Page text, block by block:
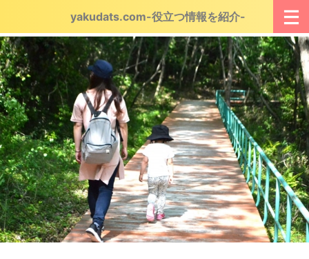
yakudats.com-役立つ情報を紹介-